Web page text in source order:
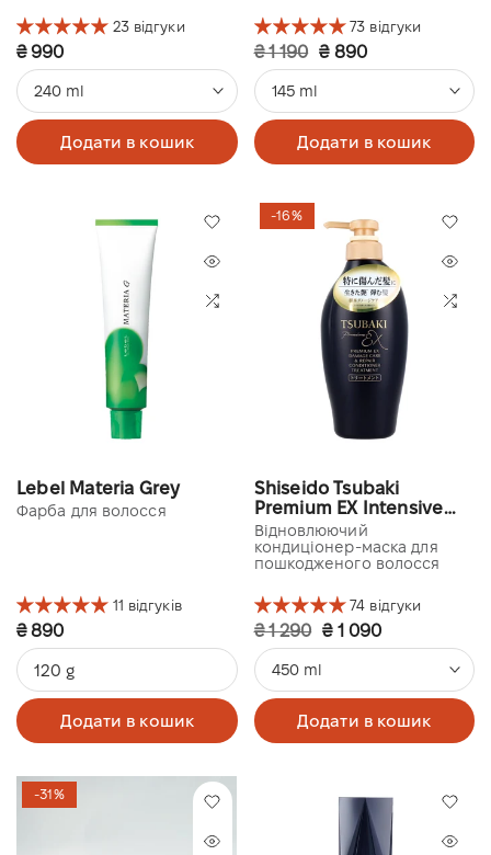
23 відгуки
₴ 990
240 ml
Додати в кошик
73 відгуки
₴ 1 190 ₴ 890
145 ml
Додати в кошик
Lebel Materia Grey
Фарба для волосся
11 відгуків
₴ 890
120 g
Додати в кошик
-16%
Shiseido Tsubaki
Premium EX Intensive
Repair Conditioner
Treatment
Відновлюючий
кондиціонер-маска для
пошкодженого волосся
74 відгуки
₴ 1 290 ₴ 1 090
450 ml
Додати в кошик
-31%